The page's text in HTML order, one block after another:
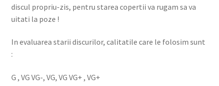
discul propriu-zis, pentru starea copertii va rugam sa va
uitati la poze !
In evaluarea starii discurilor, calitatile care le folosim sunt
:
G , VG VG-, VG, VG VG+ , VG+